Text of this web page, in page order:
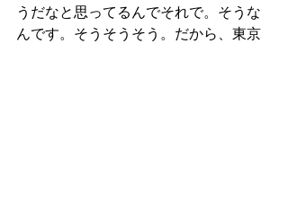
うだなと思ってるんでそれで。そうな
んです。そうそうそう。だから、東京